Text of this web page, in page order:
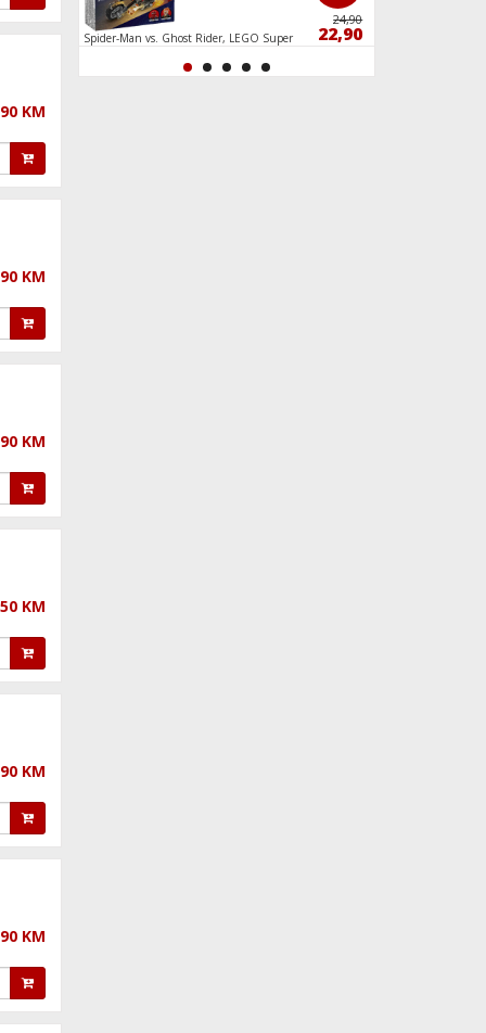
KM
KM
KM
KM
KM
KM
169,90
159,90
Spider-Man vs. Ghost Rider, LEGO Super
24,90
22,90